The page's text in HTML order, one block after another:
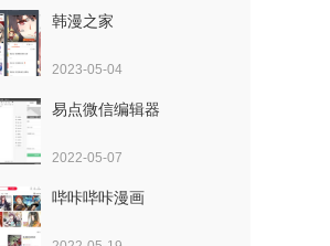
韩漫之家
2023-05-04
易点微信编辑器
2022-05-07
哔咔哔咔漫画